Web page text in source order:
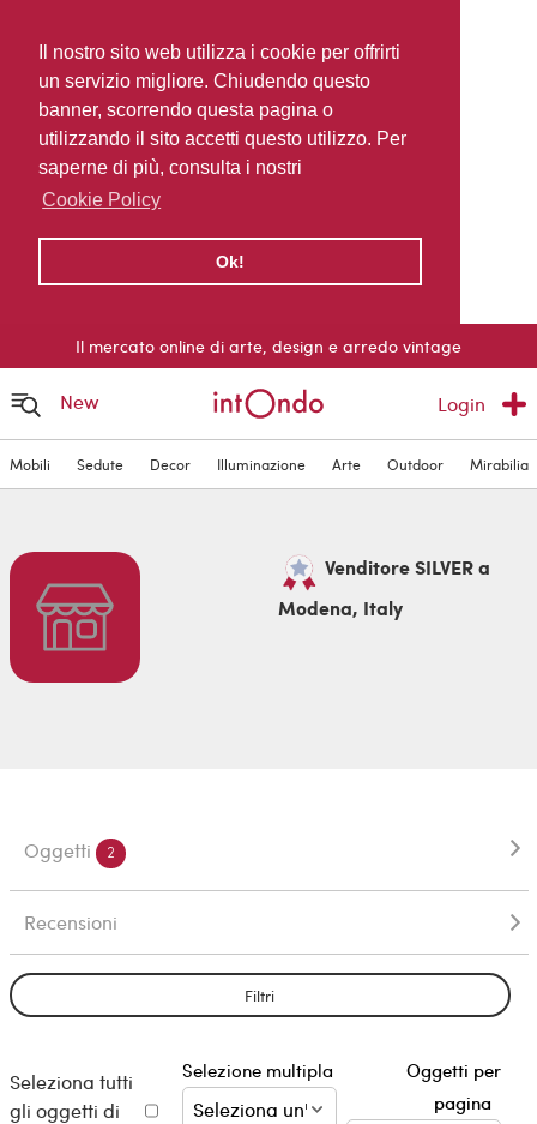
Il nostro sito web utilizza i cookie per offrirti
un servizio migliore. Chiudendo questo
banner, scorrendo questa pagina o
utilizzando il sito accetti questo utilizzo. Per
saperne di più, consulta i nostri
Cookie Policy
Ok!
Il mercato online di arte, design e arredo vintage
New Login
Mobili Sedute Decor Illuminazione Arte Outdoor Mirabilia
Venditore SILVER a
Modena, Italy
Oggetti 2
Recensioni
Filtri
Seleziona tutti
gli oggetti di
Selezione multipla
Oggetti per
pagina